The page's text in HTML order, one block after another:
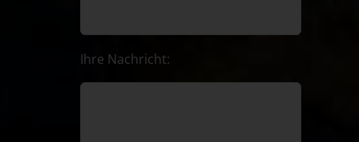
Ihre Nachricht: